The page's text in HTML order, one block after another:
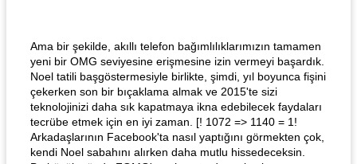
Ama bir şekilde, akıllı telefon bağımlılıklarımızın tamamen
yeni bir OMG seviyesine erişmesine izin vermeyi başardık.
Noel tatili başgöstermesiyle birlikte, şimdi, yıl boyunca fişini
çekerken son bir bıçaklama almak ve 2015'te sizi
teknolojinizi daha sık kapatmaya ikna edebilecek faydaları
tecrübe etmek için en iyi zaman. [! 1072 => 1140 = 1!
Arkadaşlarının Facebook'ta nasıl yaptığını görmekten çok,
kendi Noel sabahını alırken daha mutlu hissedeceksin.